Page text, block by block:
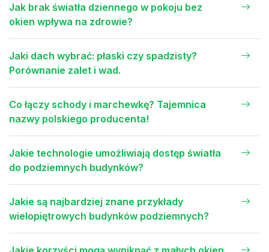
Jak brak światła dziennego w pokoju bez
okien wpływa na zdrowie?
Jaki dach wybrać: płaski czy spadzisty?
Porównanie zalet i wad.
Co łączy schody i marchewkę? Tajemnica
nazwy polskiego producenta!
Jakie technologie umożliwiają dostęp światła
do podziemnych budynków?
Jakie są najbardziej znane przykłady
wielopiętrowych budynków podziemnych?